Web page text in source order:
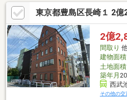
東京都豊島区長崎１ 2億
2億
間取り
建物面積
土地面積
築年月
西武
その他の交